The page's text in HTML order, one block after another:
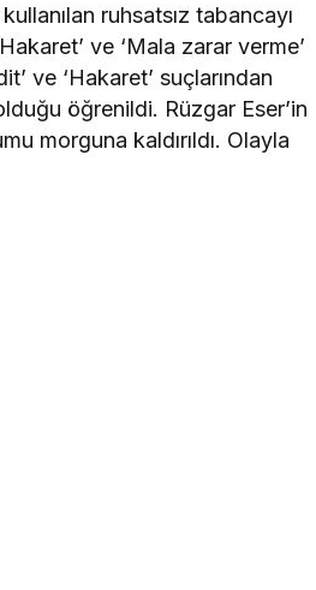
ruhsatsız tabancayı
ve ‘Mala zarar verme’
ve ‘Hakaret’ suçlarından
öğrenildi. Rüzgar Eser’in
morguna kaldırıldı. Olayla